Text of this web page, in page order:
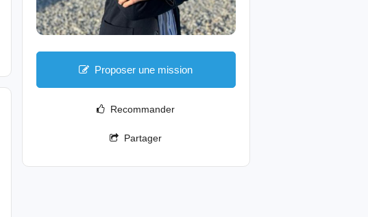
Proposer une mission
Recommander
Partager